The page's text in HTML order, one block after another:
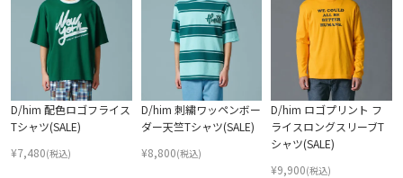
D/him 配色ロゴフライス
Tシャツ(SALE)
¥7,480(税込)
D/him 刺繍ワッペンボー
ダー天竺Tシャツ(SALE)
¥8,800(税込)
D/him ロゴプリント フ
ライスロングスリーブT
シャツ(SALE)
¥9,900(税込)